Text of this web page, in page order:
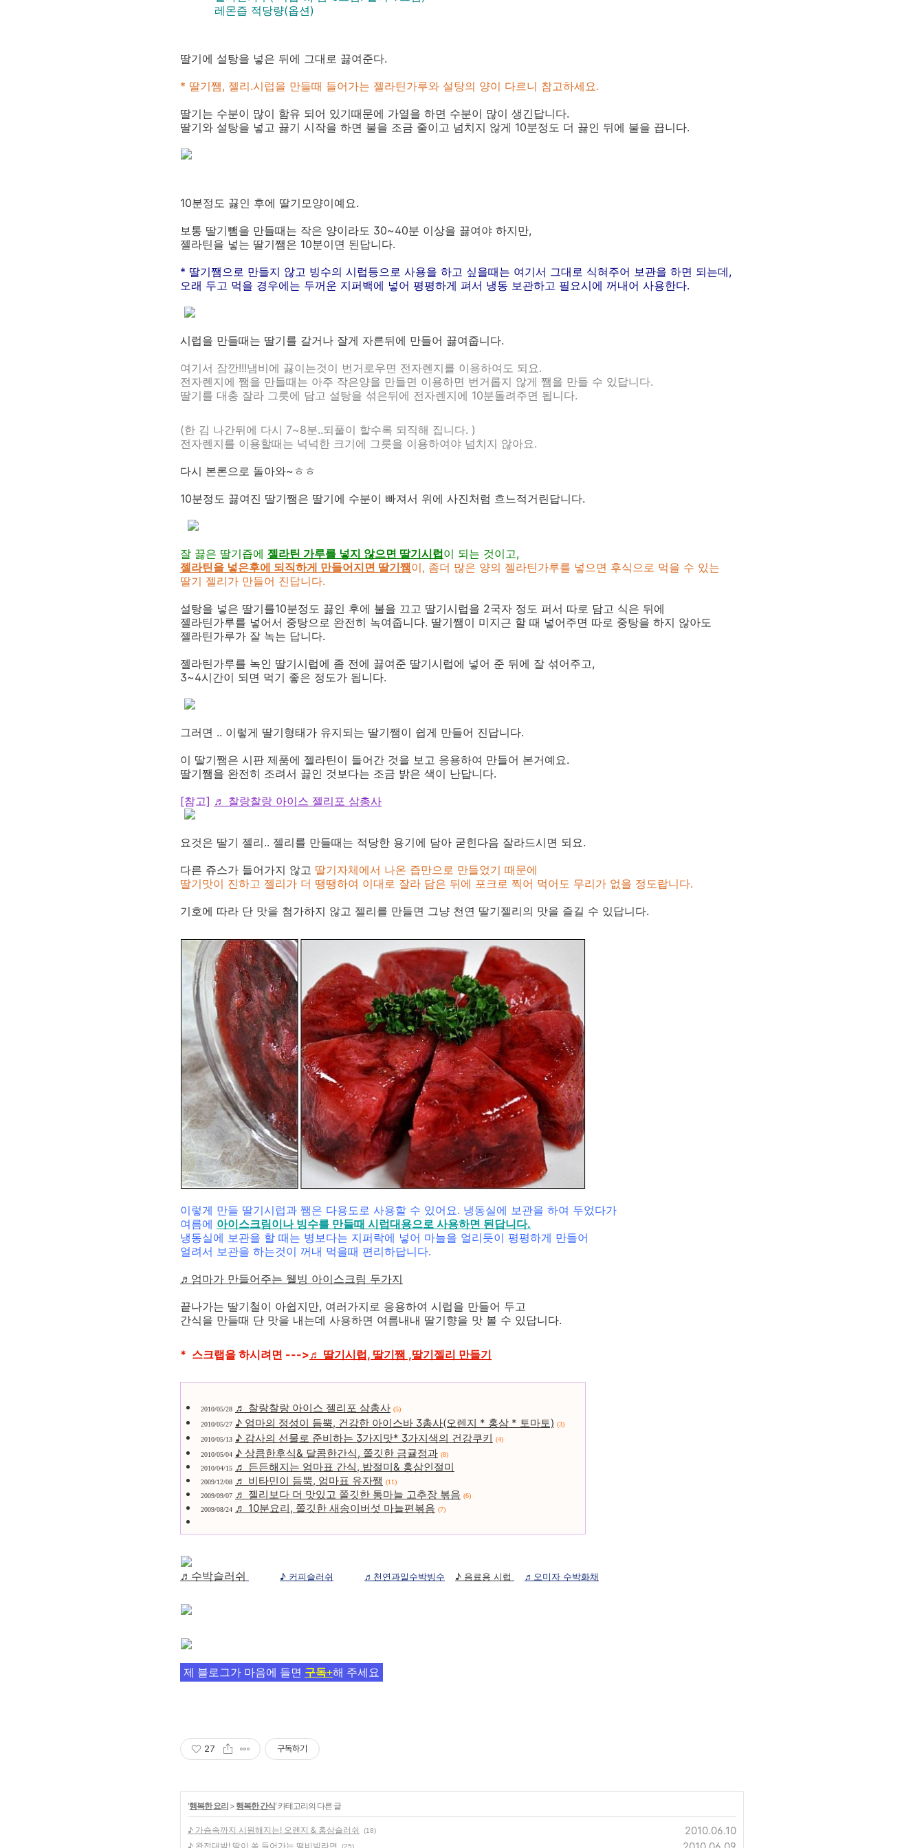
레몬즙 적당량(옵션)
딸기에 설탕을 넣은 뒤에 그대로 끓여준다.
* 딸기쨈, 젤리.시럽을 만들때 들어가는 젤라틴가루와 설탕의 양이 다르니 참고하세요.
딸기는 수분이 많이 함유 되어 있기때문에 가열을 하면 수분이 많이 생긴답니다.
딸기와 설탕을 넣고 끓기 시작을 하면 불을 조금 줄이고 넘치지 않게 10분정도 더 끓인 뒤에 불을 끕니다.
10분정도 끓인 후에 딸기모양이예요.
보통 딸기뺌을 만들때는 작은 양이라도 30~40분 이상을 끓여야 하지만,
젤라틴을 넣는 딸기쨈은 10분이면 된답니다.
* 딸기쨈으로 만들지 않고 빙수의 시럽등으로 사용을 하고 싶을때는 여기서 그대로 식혀주어 보관을 하면 되는데,
오래 두고 먹을 경우에는 두꺼운 지퍼백에 넣어 평평하게 펴서 냉동 보관하고 필요시에 꺼내어 사용한다.
시럽을 만들때는 딸기를 갈거나 잘게 자른뒤에 만들어 끓여줍니다.
여기서 잠깐!!!냄비에 끓이는것이 번거로우면 전자렌지를 이용하여도 되요.
전자렌지에 쨈을 만들때는 아주 작은양을 만들면 이용하면 번거롭지 않게 쨈을 만들 수 있답니다.
딸기를 대충 잘라 그릇에 담고 설탕을 섞은뒤에 전자렌지에 10분돌려주면 됩니다.
(한 김 나간뒤에 다시 7~8분..되풀이 할수록 되직해 집니다. )
전자렌지를 이용할때는 넉넉한 크기에 그릇을 이용하여야 넘치지 않아요.
다시 본론으로 돌아와~ㅎㅎ
10분정도 끓여진 딸기쨈은 딸기에 수분이 빠져서 위에 사진처럼 흐느적거린답니다.
잘 끓은 딸기즙에 젤라틴 가루를 넣지 않으면 딸기시럽이 되는 것이고,
젤라틴을 넣은후에 되직하게 만들어지면 딸기쨈이, 좀더 많은 양의 젤라틴가루를 넣으면 후식으로 먹을 수 있는
딸기 젤리가 만들어 진답니다.
설탕을 넣은 딸기를10분정도 끓인 후에 불을 끄고 딸기시럽을 2국자 정도 퍼서 따로 담고 식은 뒤에
젤라틴가루를 넣어서 중탕으로 완전히 녹여줍니다. 딸기쨈이 미지근 할 때 넣어주면 따로 중탕을 하지 않아도
젤라틴가루가 잘 녹는 답니다.
젤라틴가루를 녹인 딸기시럽에 좀 전에 끓여준 딸기시럽에 넣어 준 뒤에 잘 섞어주고,
3~4시간이 되면 먹기 좋은 정도가 됩니다.
그러면 .. 이렇게 딸기형태가 유지되는 딸기쨈이 쉽게 만들어 진답니다.
이 딸기쨈은 시판 제품에 젤라틴이 들어간 것을 보고 응용하여 만들어 본거예요.
딸기쨈을 완전히 조려서 끓인 것보다는 조금 밝은 색이 난답니다.
[참고] ♬ 찰랑찰랑 아이스 젤리포 삼총사
요것은 딸기 젤리.. 젤리를 만들때는 적당한 용기에 담아 굳힌다음 잘라드시면 되요.
다른 쥬스가 들어가지 않고 딸기자체에서 나온 즙만으로 만들었기 때문에
딸기맛이 진하고 젤리가 더 땡땡하여 이대로 잘라 담은 뒤에 포크로 찍어 먹어도 무리가 없을 정도랍니다.
기호에 따라 단 맛을 첨가하지 않고 젤리를 만들면 그냥 천연 딸기젤리의 맛을 즐길 수 있답니다.
이렇게 만들 딸기시럽과 쨈은 다용도로 사용할 수 있어요. 냉동실에 보관을 하여 두었다가
여름에 아이스크림이나 빙수를 만들때 시럽대용으로 사용하면 된답니다.
냉동실에 보관을 할 때는 병보다는 지퍼락에 넣어 마늘을 얼리듯이 평평하게 만들어
얼려서 보관을 하는것이 꺼내 먹을때 편리하답니다.
♬엄마가 만들어주는 웰빙 아이스크림 두가지
끝나가는 딸기철이 아쉽지만, 여러가지로 응용하여 시럽을 만들어 두고
간식을 만들때 단 맛을 내는데 사용하면 여름내내 딸기향을 맛 볼 수 있답니다.
* 스크랩을 하시려면 --->♬ 딸기시럽, 딸기쨈 ,딸기젤리 만들기
2010/05/28 ♬ 찰랑찰랑 아이스 젤리포 삼총사 (5)
2010/05/27 ♪ 엄마의 정성이 듬뿍, 건강한 아이스바 3총사(오렌지 * 홍삼 * 토마토) (3)
2010/05/13 ♪ 감사의 선물로 준비하는 3가지맛* 3가지색의 건강쿠키 (4)
2010/05/04 ♪ 상큼한후식& 달콤한간식, 쫄깃한 금귤정과 (8)
2010/04/15 ♬ 든든해지는 엄마표 간식, 밥절미& 홍삼인절미
2009/12/08 ♬ 비타민이 듬뿍, 엄마표 유자쨈 (11)
2009/09/07 ♬ 젤리보다 더 맛있고 쫄깃한 통마늘 고추장 볶음 (6)
2009/08/24 ♬ 10분요리, 쫄깃한 새송이버섯 마늘편볶음 (7)
♬수박슬러쉬 ♪ 커피슬러쉬 ♬천연과일수박빙수 ♪ 음료용 시럽 ♬오미자 수박화채
제 블로그가 마음에 들면 구독+해 주세요
27 구독하기
'행복한 요리 >행복한 간식' 카테고리의 다른 글
♪ 가슴속까지 시원해지는! 오렌지 & 홍삼슬러쉬 (18) 2010.06.10
♪ 완전대박! 땀이 쏙 들어가는 떡비빔라면 (25)